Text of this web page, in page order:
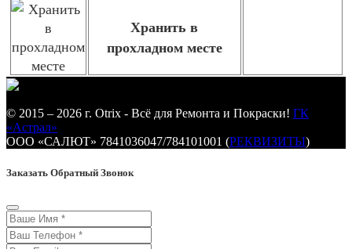
Хранить в
прохладном месте
© 2015 – 2026 г. Otrix - Всё для Ремонта и Покраски! ГК
«Астрал»
ООО «САЛЮТ» 7841036047/784101001 (РЕКВИЗИТЫ)
Заказать Обратный Звонок